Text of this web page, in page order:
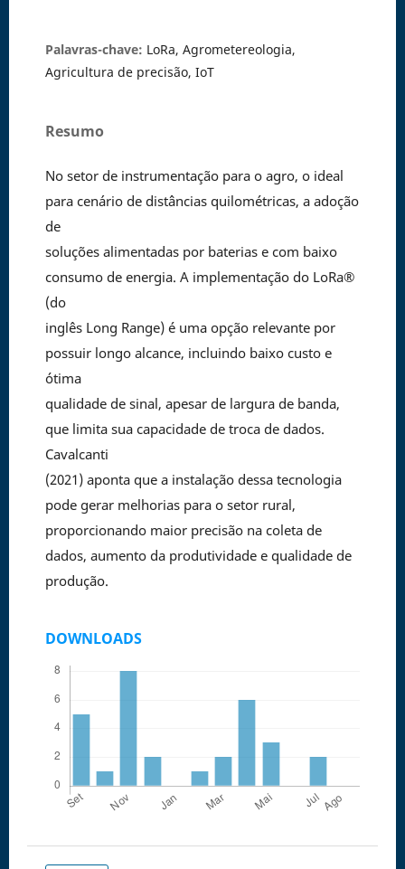
Palavras-chave: LoRa, Agrometereologia,
Agricultura de precisão, IoT
Resumo
No setor de instrumentação para o agro, o ideal
para cenário de distâncias quilométricas, a adoção
de
soluções alimentadas por baterias e com baixo
consumo de energia. A implementação do LoRa®
(do
inglês Long Range) é uma opção relevante por
possuir longo alcance, incluindo baixo custo e
ótima
qualidade de sinal, apesar de largura de banda,
que limita sua capacidade de troca de dados.
Cavalcanti
(2021) aponta que a instalação dessa tecnologia
pode gerar melhorias para o setor rural,
proporcionando maior precisão na coleta de
dados, aumento da produtividade e qualidade de
produção.
DOWNLOADS